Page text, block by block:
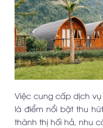
Việc cung cấp dịch
là điểm nổi bật thu
thành thị hối hả, nhu